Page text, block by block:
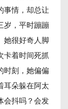
事情，却总让
岁，平时蹦蹦
她很好奇人脚
卡着时间死抓
时刻，她偏偏
耳朵躲在阿太
会抖吗？会发